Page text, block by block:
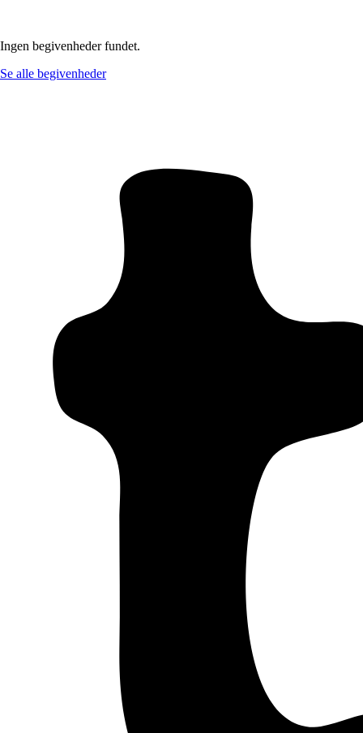
Ingen begivenheder fundet.
Se alle begivenheder